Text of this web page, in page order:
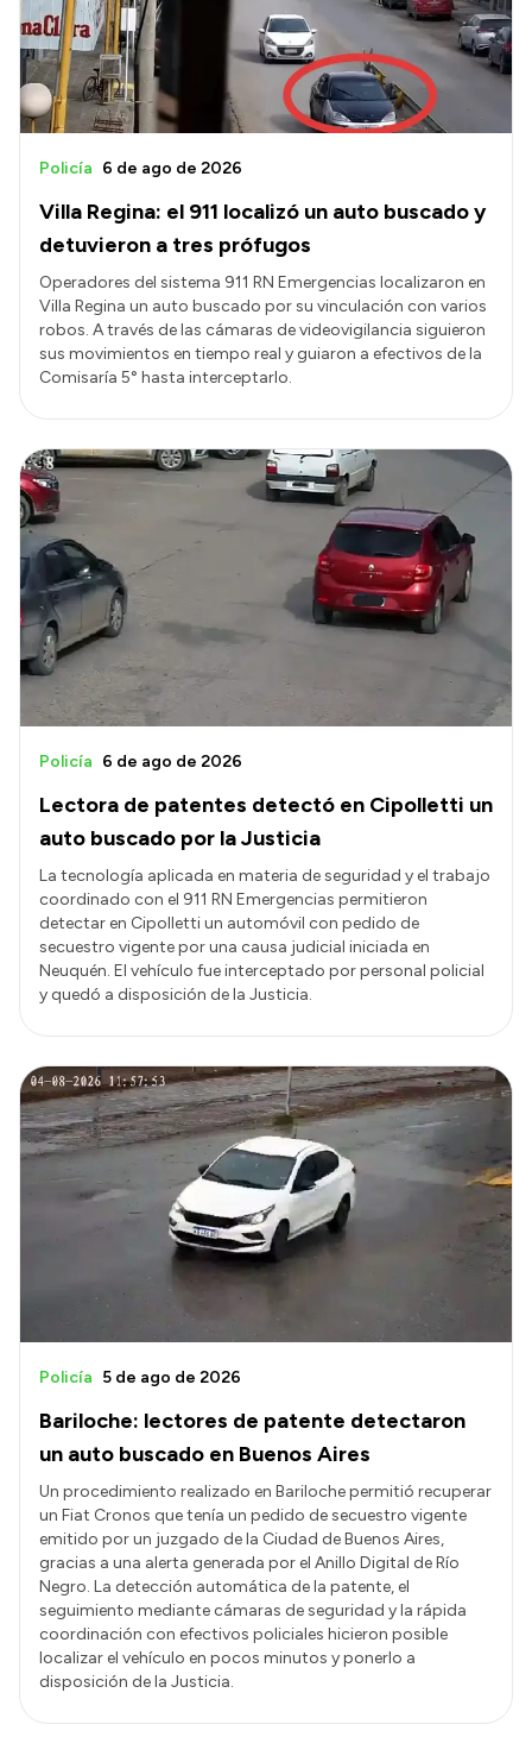
Villa Regina: el 911 localizó un auto buscado y
detuvieron a tres prófugos
Policía 6 de ago de 2026
Operadores del sistema 911 RN Emergencias localizaron en
Villa Regina un auto buscado por su vinculación con varios
robos. A través de las cámaras de videovigilancia siguieron
sus movimientos en tiempo real y guiaron a efectivos de la
Comisaría 5° hasta interceptarlo.
Lectora de patentes detectó en Cipolletti un
auto buscado por la Justicia
Policía 6 de ago de 2026
La tecnología aplicada en materia de seguridad y el trabajo
coordinado con el 911 RN Emergencias permitieron
detectar en Cipolletti un automóvil con pedido de
secuestro vigente por una causa judicial iniciada en
Neuquén. El vehículo fue interceptado por personal policial
y quedó a disposición de la Justicia.
Bariloche: lectores de patente detectaron
un auto buscado en Buenos Aires
Policía 5 de ago de 2026
Un procedimiento realizado en Bariloche permitió recuperar
un Fiat Cronos que tenía un pedido de secuestro vigente
emitido por un juzgado de la Ciudad de Buenos Aires,
gracias a una alerta generada por el Anillo Digital de Río
Negro. La detección automática de la patente, el
seguimiento mediante cámaras de seguridad y la rápida
coordinación con efectivos policiales hicieron posible
localizar el vehículo en pocos minutos y ponerlo a
disposición de la Justicia.